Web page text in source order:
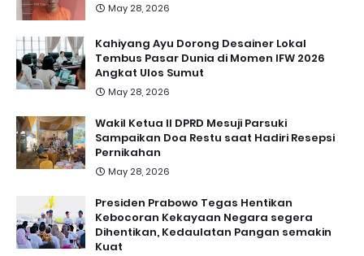
May 28, 2026
Kahiyang Ayu Dorong Desainer Lokal
Tembus Pasar Dunia di Momen IFW 2026
Angkat Ulos Sumut
May 28, 2026
Wakil Ketua II DPRD Mesuji Parsuki
Sampaikan Doa Restu saat Hadiri Resepsi
Pernikahan
May 28, 2026
Presiden Prabowo Tegas Hentikan
Kebocoran Kekayaan Negara segera
Dihentikan, Kedaulatan Pangan semakin
Kuat